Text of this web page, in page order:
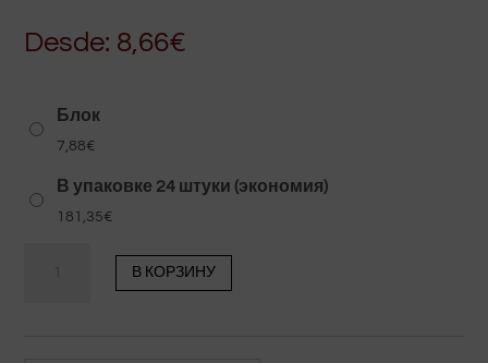
Desde: 8,66€
Блок
7,88€
В упаковке 24 штуки (экономия)
181,35€
Количество
В КОРЗИНУ